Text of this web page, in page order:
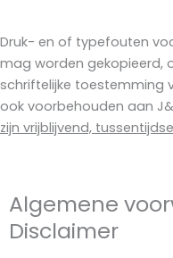
Druk- en of typefouten
mag worden gekopieerd,
schriftelijke toestemming
ook voorbehouden aan
zijn vrijblijvend,
Algemene
Disclaimer